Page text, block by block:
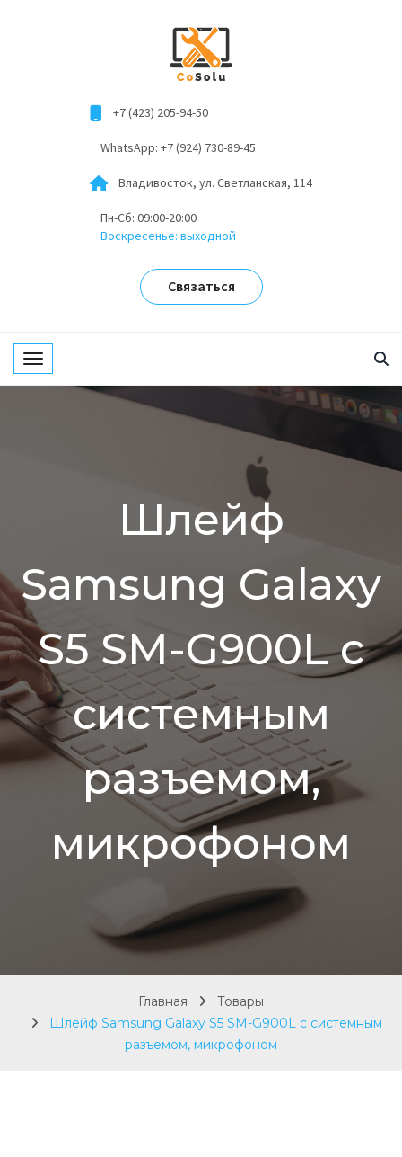
+7 (423) 205-94-50
WhatsApp: +7 (924) 730-89-45
Владивосток, ул. Светланская, 114
Пн-Сб: 09:00-20:00
Воскресенье: выходной
Связаться
Toggle navigation
Шлейф
Samsung Galaxy
S5 SM-G900L с
системным
разъемом,
микрофоном
Главная
Товары
Шлейф Samsung Galaxy S5 SM-G900L с системным
разъемом, микрофоном